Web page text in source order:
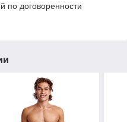
по договоренности